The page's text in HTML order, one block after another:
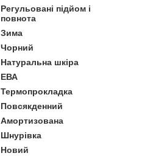
Регульовані підйом і
повнота
Зима
Чорний
Натуральна шкіра
ЕВА
Термопрокладка
Повсякденний
Амортизована
Шнурівка
Новий